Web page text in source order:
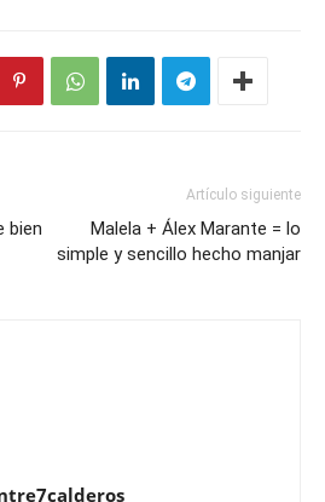
bien
Artículo siguiente
Malela + Álex Marante = lo
simple y sencillo hecho manjar